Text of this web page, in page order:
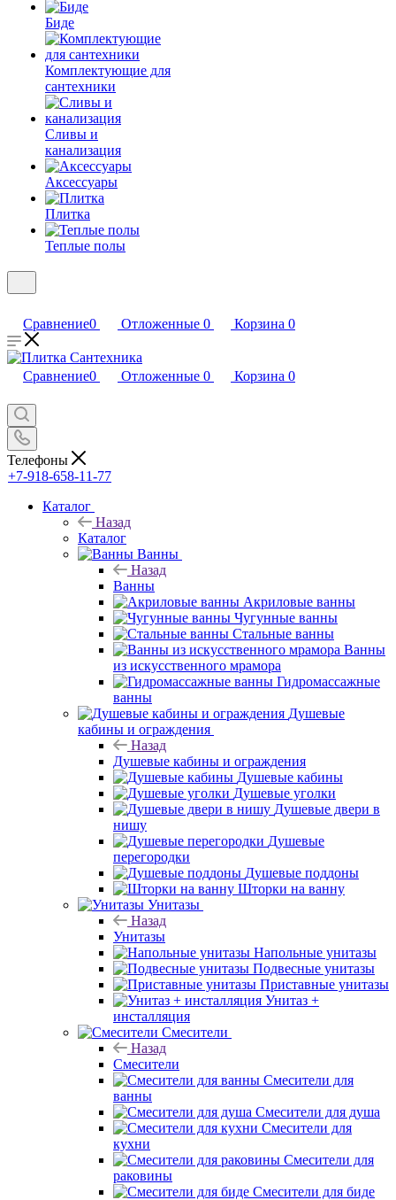
Биде
Комплектующие для
сантехники
Сливы и
канализация
Аксессуары
Плитка
Теплые полы
Сравнение0 Отложенные 0 Корзина 0
Сравнение0 Отложенные 0 Корзина 0
Телефоны
+7-918-658-11-77
Каталог
Назад
Каталог
Ванны
Назад
Ванны
Акриловые ванны
Чугунные ванны
Стальные ванны
Ванны
из искусственного мрамора
Гидромассажные
ванны
Душевые
кабины и ограждения
Назад
Душевые кабины и ограждения
Душевые кабины
Душевые уголки
Душевые двери в
нишу
Душевые
перегородки
Душевые поддоны
Шторки на ванну
Унитазы
Назад
Унитазы
Напольные унитазы
Подвесные унитазы
Приставные унитазы
Унитаз +
инсталляция
Смесители
Назад
Смесители
Смесители для
ванны
Смесители для душа
Смесители для
кухни
Смесители для
раковины
Смесители для биде